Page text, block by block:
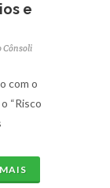
e
Cônsoli
com o
“Risco